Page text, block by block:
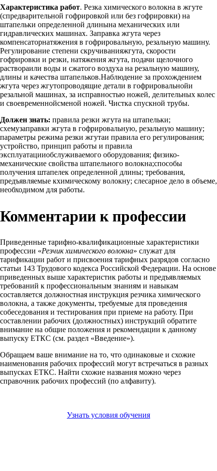
Характеристика работ. Резка химического волокна в жгуте
(спредварительной гофрировкой или без гофрировки) на
штапельки определенной длинына механических или
гидравлических машинах. Заправка жгута через
компенсаторнатяжения в гофрировальную, резальную машину.
Регулирование степени скручиванияжгута, скорости
гофрировки и резки, натяжения жгута, подачи щелочного
раствораили воды и сжатого воздуха на резальную машину,
длины и качества штапельков.Наблюдение за прохождением
жгута через жгутопроводящие детали в гофрировальнойи
резальной машинах, за исправностью ножей, делительных колес
и своевременнойсменой ножей. Чистка спускной трубы.
Должен знать: правила резки жгута на штапельки;
схемузаправки жгута в гофрировальную, резальную машину;
параметры режима резки жгутаи правила его регулирования;
устройство, принцип работы и правила
эксплуатацииобслуживаемого оборудования; физико-
механические свойства штапельного волокна;способы
получения штапелек определенной длины; требования,
предъявляемые кхимическому волокну; слесарное дело в объеме,
необходимом для работы.
Комментарии к профессии
Приведенные тарифно-квалификационные характеристики
профессии «Резчик химического волокна» служат для
тарификации работ и присвоения тарифных разрядов согласно
статьи 143 Трудового кодекса Российской Федерации. На основе
приведенных выше характеристик работы и предъявляемых
требований к профессиональным знаниям и навыкам
составляется должностная инструкция резчика химического
волокна, а также документы, требуемые для проведения
собеседования и тестирования при приеме на работу. При
составлении рабочих (должностных) инструкций обратите
внимание на общие положения и рекомендации к данному
выпуску ЕТКС (см. раздел «Введение»).
Обращаем ваше внимание на то, что одинаковые и схожие
наименования рабочих профессий могут встречаться в разных
выпусках ЕТКС. Найти схожие названия можно через
справочник рабочих профессий (по алфавиту).
Узнать условия обучения